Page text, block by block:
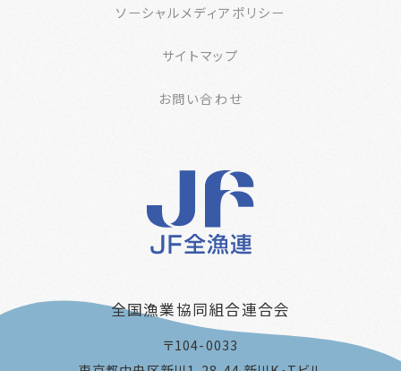
ソーシャルメディアポリシー
サイトマップ
お問い合わせ
全国漁業協同組合連合会
〒104-0033